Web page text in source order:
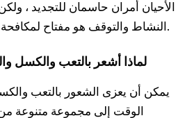
الأحيان أمران حاسمان للتجديد ،
النشاط والتوقف هو مفتاح لمكافحة مشاعر الكسل والتعب.
لماذا أشعر بالتعب والكسل
يمكن أن يعزى الشعور بالتعب
الوقت إلى مجموعة متنوعة